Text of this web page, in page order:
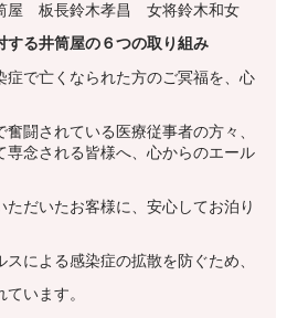
屋 板長鈴木孝昌 女将鈴木和女
する井筒屋の６つの取り組み
症で亡くなられた方のご冥福を、心
闘されている医療従事者の方々、
専念される皆様へ、心からのエール
ただいたお客様に、安心してお泊り
による感染症の拡散を防ぐため、
います。